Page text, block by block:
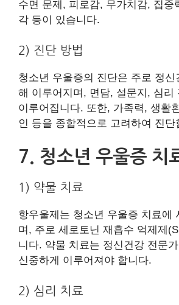
수면 문제, 피로감, 무가치감, 집중
각 등이 있습니다.
2) 진단 방법
청소년 우울증의 진단은 주로 정신
해 이루어지며, 면담, 설문지, 심리
이루어집니다. 또한, 가족력, 생활
인 등을 종합적으로 고려하여 진단
7. 청소년 우울증 치
1) 약물 치료
항우울제는 청소년 우울증 치료에
며, 주로 세로토닌 재흡수 억제제
니다. 약물 치료는 정신건강 전문
신중하게 이루어져야 합니다.
2) 심리 치료